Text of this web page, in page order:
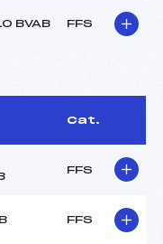
BVAB FFS
Cat.
FFS
FFS